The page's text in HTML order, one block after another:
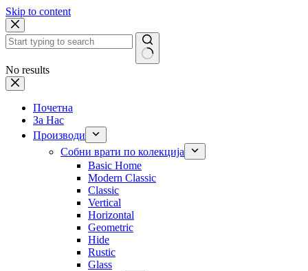
Skip to content
No results
Почетна
За Нас
Производи
Собни врати по колекција
Basic Home
Modern Classic
Classic
Vertical
Horizontal
Geometric
Hide
Rustic
Glass